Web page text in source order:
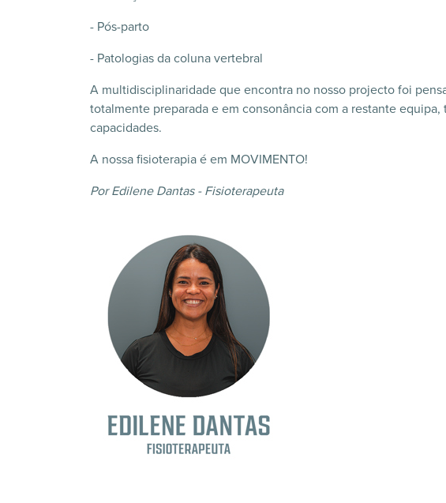
- Pós-parto
- Patologias da coluna vertebral
A multidisciplinaridade que encontra no nosso projecto foi
totalmente preparada e em consonância com a restante
capacidades.
A nossa fisioterapia é em MOVIMENTO!
Por Edilene Dantas - Fisioterapeuta